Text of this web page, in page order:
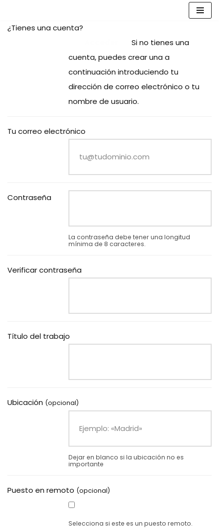
Saltar
¿Tienes una cuenta?
cuenta, puedes crear una a
continuación introduciendo tu
dirección de correo electrónico o tu
nombre de usuario.
Tu correo electrónico
Contraseña
La contraseña debe tener una longitud
mínima de 8 caracteres.
Verificar contraseña
Título del trabajo
Ubicación (opcional)
Dejar en blanco si la ubicación no es
importante
Puesto en remoto (opcional)
Selecciona si este es un puesto remoto.